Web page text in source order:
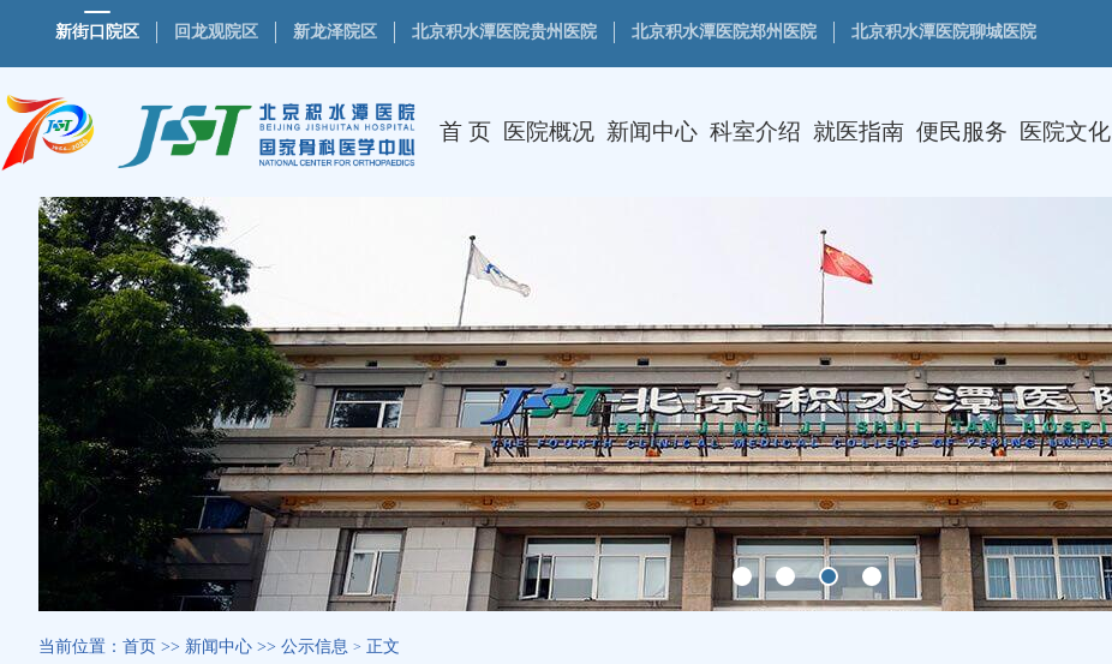
新街口院区 回龙观院区 新龙泽院区 北京积水潭医院贵州医院 北京积水潭医院郑州医院 北京积水潭医院聊城医院
首 页 医院概况 新闻中心 科室介绍 就医指南 便民服务 医院文化
当前位置： 首页 >> 新闻中心 >> 公示信息 > 正文